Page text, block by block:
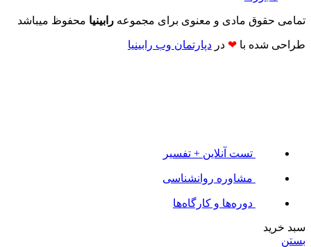
تمامی حقوق مادی و معنوی برای مجموعه رابینیا محفوظ میباشد
طراحی شده با ❤ در دپارتمان وب رابینیا​​
تست آنلاین + تفسیر
مشاوره روانشناسی
دوره‌ها و کارگاه‌ها
سبد خرید
بستن